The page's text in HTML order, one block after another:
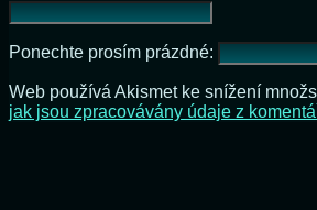
Ponechte prosím prázdné:
Web používá Akismet ke snížení
jak jsou zpracovávány údaje z